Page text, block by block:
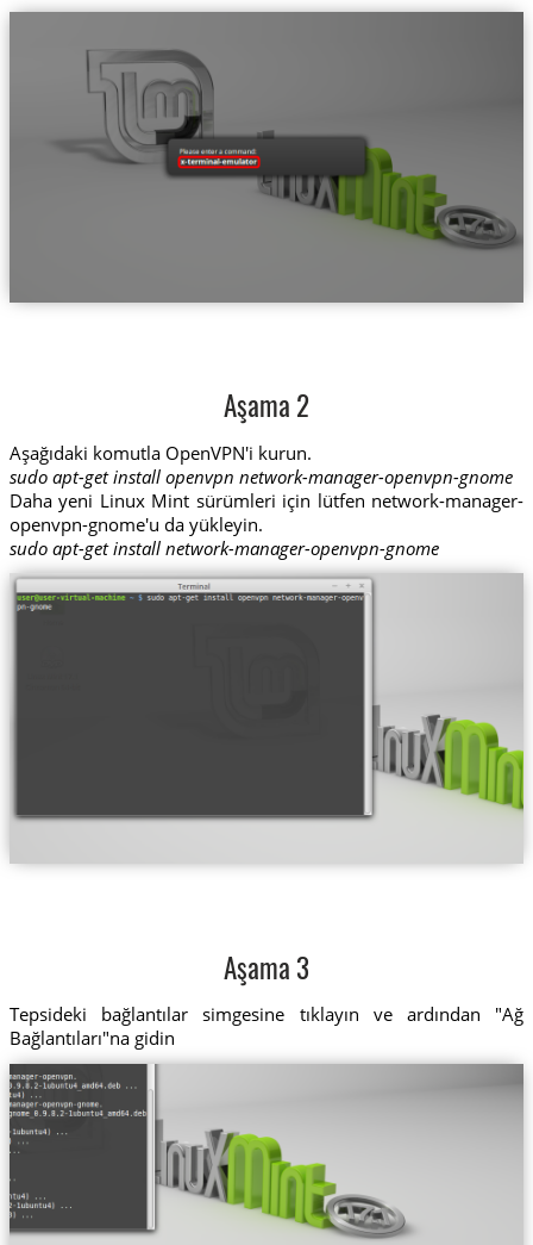
Aşama 2
Aşağıdaki komutla OpenVPN'i kurun.
sudo apt-get install openvpn network-manager-openvpn-gnome
Daha yeni Linux Mint sürümleri için lütfen network-manager-
openvpn-gnome'u da yükleyin.
sudo apt-get install network-manager-openvpn-gnome
Aşama 3
Tepsideki bağlantılar simgesine tıklayın ve ardından "Ağ
Bağlantıları"na gidin